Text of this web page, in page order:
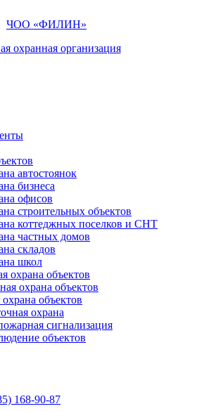
ЧОО «ФИЛИН»
охранная организация
автостоянок
бизнеса
офисов
строительных объектов
коттеджных поселков и СНТ
частных домов
складов
школ
охрана объектов
охрана объектов
объектов
охрана
сигнализация
объектов
168-90-87